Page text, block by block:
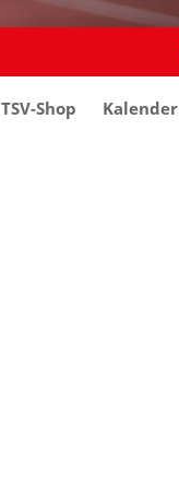
TSV-Shop Kalender–